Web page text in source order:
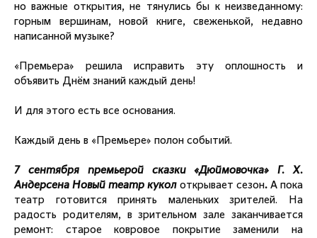
но важные открытия, не тянулись бы к неизведанному:
горным вершинам, новой книге, свеженькой, недавно
написанной музыке?
«Премьера» решила исправить эту оплошность и
объявить Днём знаний каждый день!
И для этого есть все основания.
Каждый день в «Премьере» полон событий.
7 сентября премьерой сказки «Дюймовочка» Г. Х.
Андерсена Новый театр кукол открывает сезон.А пока
театр готовится принять маленьких зрителей. На
радость родителям, в зрительном зале заканчивается
ремонт: старое ковровое покрытие заменили на